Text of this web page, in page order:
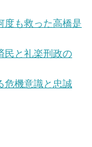
度も救った高橋是
民と礼楽刑政の
危機意識と忠誠